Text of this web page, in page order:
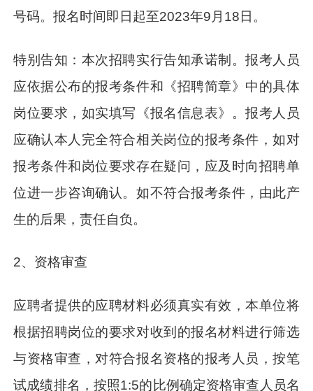
号码。报名时间即日起至2023年9月18日。
特别告知：本次招聘实行告知承诺制。报考人员
应依据公布的报考条件和《招聘简章》中的具体
岗位要求，如实填写《报名信息表》。报考人员
应确认本人完全符合相关岗位的报考条件，如对
报考条件和岗位要求存在疑问，应及时向招聘单
位进一步咨询确认。如不符合报考条件，由此产
生的后果，责任自负。
2、资格审查
应聘者提供的应聘材料必须真实有效，本单位将
根据招聘岗位的要求对收到的报名材料进行筛选
与资格审查，对符合报名资格的报考人员，按笔
试成绩排名，按照1:5的比例确定资格审查人员名